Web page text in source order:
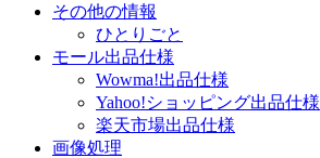
その他の情報
ひとりごと
モール出品仕様
Wowma!出品仕様
Yahoo!ショッピング出品仕様
楽天市場出品仕様
画像処理